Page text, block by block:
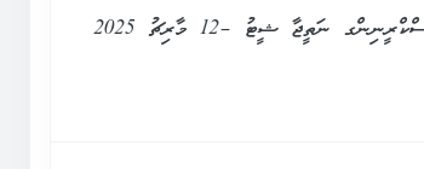
އަރިއަތޮޅު ދެކުނުބުރީ އަތޮޅު ކައުންސިލްގެ އިދާރާގެ ސެކްރެޓަރީ ޖެނެރަލްގެ މަޤާމަށް ކުރިމަތިލި ފަރާތްތަކުގެ ސްކްރީނިންގ ނަތީޖާ ޝީޓު –12 މާރިޗު 2025